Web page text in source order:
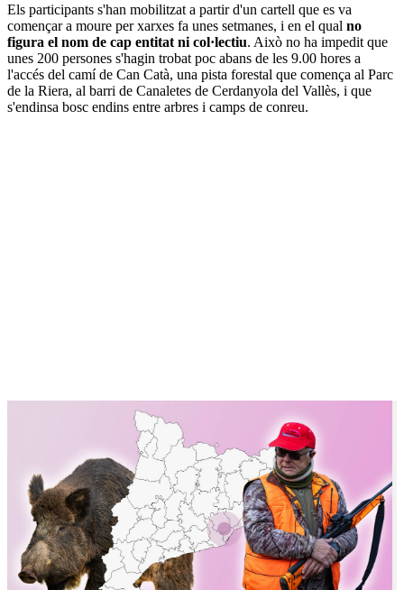
Els participants s'han mobilitzat a partir d'un cartell que es va
començar a moure per xarxes fa unes setmanes, i en el qual no
figura el nom de cap entitat ni col·lectiu. Això no ha impedit que
unes 200 persones s'hagin trobat poc abans de les 9.00 hores a
l'accés del camí de Can Catà, una pista forestal que comença al Parc
de la Riera, al barri de Canaletes de Cerdanyola del Vallès, i que
s'endinsa bosc endins entre arbres i camps de conreu.